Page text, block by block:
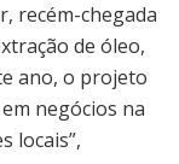
recém-chegada
de óleo,
ano, o projeto
negócios na
locais”,